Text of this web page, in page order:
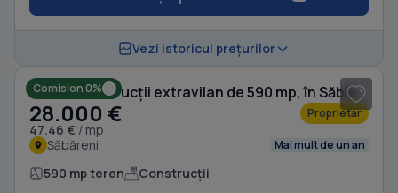
Vezi istoricul prețurilor
Comision 0% Teren Construcții extravilan de 590 mp, în Săbăreni
28.000 €
47.46 € / mp
Proprietar
Săbăreni Mai mult de un an
590 mp teren Construcții